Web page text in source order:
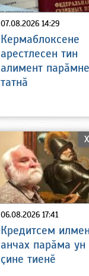
07.08.2026 14:29
Кермаблоксене
арестлесен тин
алимент парӑмне
татнӑ
06.08.2026 17:41
Кредитсем
анчах парӑма ун
ҫине тиенӗ